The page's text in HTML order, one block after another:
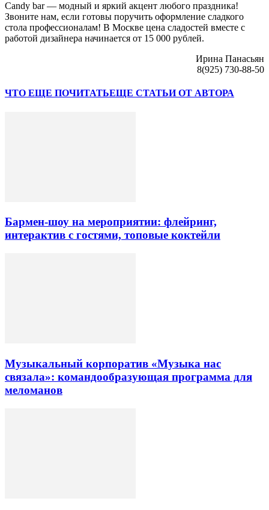
Сandy bar — модный и яркий акцент любого праздника!
Звоните нам, если готовы поручить оформление сладкого
стола профессионалам! В Москве цена сладостей вместе с
работой дизайнера начинается от 15 000 рублей.
Ирина Панасьян
8(925) 730-88-50
ЧТО ЕЩЕ ПОЧИТАТЬЕЩЕ СТАТЬИ ОТ АВТОРА
Бармен-шоу на мероприятии: флейринг,
интерактив с гостями, топовые коктейли
Музыкальный корпоратив «Музыка нас
связала»: командообразующая программа для
меломанов